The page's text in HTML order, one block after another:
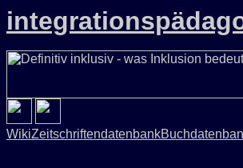
WikiZeitschriftendatenbank